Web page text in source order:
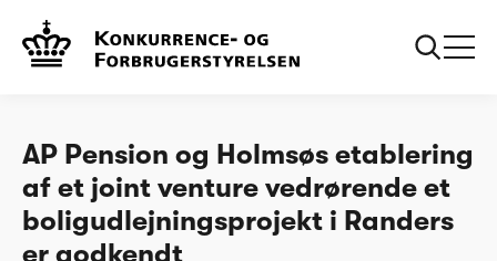
Afgørelser
et joint venture vedrørende et
boligudlejningsprojekt i Randers er godkendt
AP Pension og Holmsøs etablering
af et joint venture vedrørende et
boligudlejningsprojekt i Randers
er godkendt